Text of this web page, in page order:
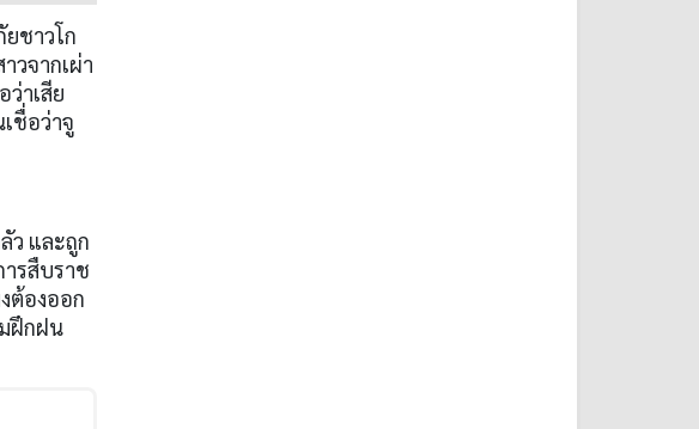
ชาวโก
วจากเผ่า
าเสีย
ชื่อว่าจู
ว และถูก
รสืบราช
ต้องออก
ฝึกฝน